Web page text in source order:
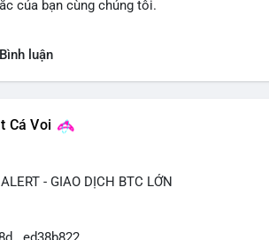
của bạn cùng chúng tôi.
Bình luận
Cá Voi
- GIAO DỊCH BTC LỚN